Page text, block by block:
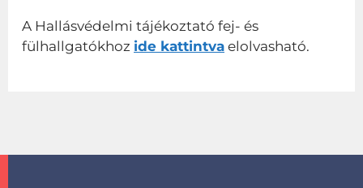
A Hallásvédelmi tájékoztató fej- és
fülhallgatókhoz ide kattintva elolvasható.